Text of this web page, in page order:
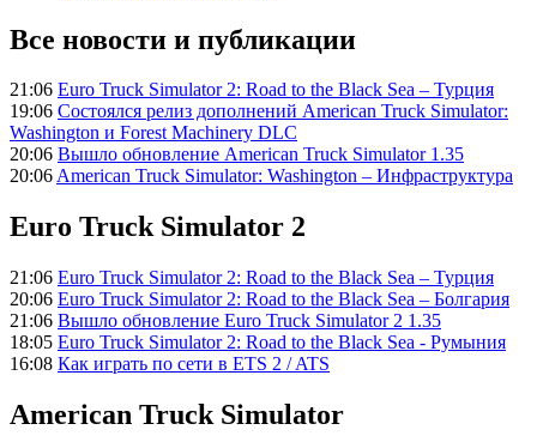
Все новости и публикации
21:06 Euro Truck Simulator 2: Road to the Black Sea – Турция
19:06 Состоялся релиз дополнений American Truck Simulator:
Washington и Forest Machinery DLC
20:06 Вышло обновление American Truck Simulator 1.35
20:06American Truck Simulator: Washington – Инфраструктура
Euro Truck Simulator 2
21:06 Euro Truck Simulator 2: Road to the Black Sea – Турция
20:06 Euro Truck Simulator 2: Road to the Black Sea – Болгария
21:06 Вышло обновление Euro Truck Simulator 2 1.35
18:05 Euro Truck Simulator 2: Road to the Black Sea - Румыния
16:08 Как играть по сети в ETS 2 / ATS
American Truck Simulator